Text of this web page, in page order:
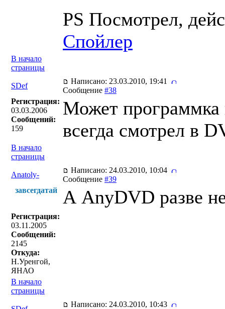
PS Посмотрел,
Спойлер
В начало
страницы
SDef
Написано: 23.03.2010, 19:41
Сообщение #38
Регистрация:
03.03.2006
Сообщений:
159
Может программка
всегда смотрел в
В начало
страницы
Anatoly-
Написано: 24.03.2010, 10:04
Сообщение #39
завсегдатай
Регистрация:
03.11.2005
Сообщений:
2145
Откуда:
Н.Уренгой,
ЯНАО
А AnyDVD разве
В начало
страницы
Написано: 24.03.2010, 10:43